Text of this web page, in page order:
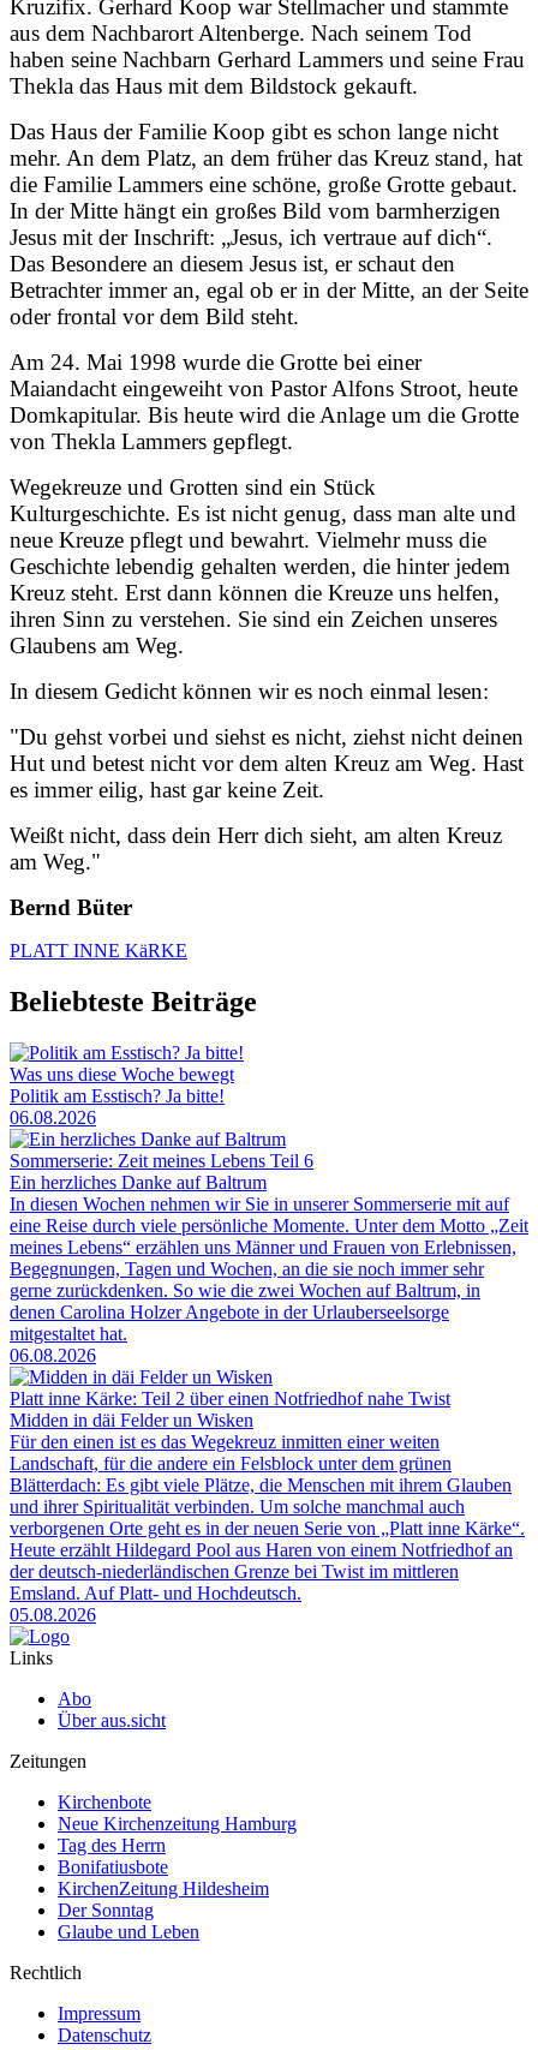
Kruzifix. Gerhard Koop war Stellmacher und stammte
aus dem Nachbarort Altenberge. Nach seinem Tod
haben seine Nachbarn Gerhard Lammers und seine Frau
Thekla das Haus mit dem Bildstock gekauft.
Das Haus der Familie Koop gibt es schon lange nicht
mehr. An dem Platz, an dem früher das Kreuz stand, hat
die Familie Lammers eine schöne, große Grotte gebaut.
In der Mitte hängt ein großes Bild vom barmherzigen
Jesus mit der Inschrift: „Jesus, ich vertraue auf dich“.
Das Besondere an diesem Jesus ist, er schaut den
Betrachter immer an, egal ob er in der Mitte, an der Seite
oder frontal vor dem Bild steht.
Am 24. Mai 1998 wurde die Grotte bei einer
Maiandacht eingeweiht von Pastor Alfons Stroot, heute
Domkapitular. Bis heute wird die Anlage um die Grotte
von Thekla Lammers gepflegt.
Wegekreuze und Grotten sind ein Stück
Kulturgeschichte. Es ist nicht genug, dass man alte und
neue Kreuze pflegt und bewahrt. Vielmehr muss die
Geschichte lebendig gehalten werden, die hinter jedem
Kreuz steht. Erst dann können die Kreuze uns helfen,
ihren Sinn zu verstehen. Sie sind ein Zeichen unseres
Glaubens am Weg.
In diesem Gedicht können wir es noch einmal lesen:
"Du gehst vorbei und siehst es nicht, ziehst nicht deinen
Hut und betest nicht vor dem alten Kreuz am Weg. Hast
es immer eilig, hast gar keine Zeit.
Weißt nicht, dass dein Herr dich sieht, am alten Kreuz
am Weg."
Bernd Büter
PLATT INNE KäRKE
Beliebteste Beiträge
Was uns diese Woche bewegt
Politik am Esstisch? Ja bitte!
06.08.2026
Sommerserie: Zeit meines Lebens Teil 6
Ein herzliches Danke auf Baltrum
In diesen Wochen nehmen wir Sie in unserer Sommerserie mit auf
eine Reise durch viele persönliche Momente. Unter dem Motto „Zeit
meines Lebens“ erzählen uns Männer und Frauen von Erlebnissen,
Begegnungen, Tagen und Wochen, an die sie noch immer sehr
gerne zurückdenken. So wie die zwei Wochen auf Baltrum, in
denen Carolina Holzer Angebote in der Urlauberseelsorge
mitgestaltet hat.
06.08.2026
Platt inne Kärke: Teil 2 über einen Notfriedhof nahe Twist
Midden in däi Felder un Wisken
Für den einen ist es das Wegekreuz inmitten einer weiten
Landschaft, für die andere ein Felsblock unter dem grünen
Blätterdach: Es gibt viele Plätze, die Menschen mit ihrem Glauben
und ihrer Spiritualität verbinden. Um solche manchmal auch
verborgenen Orte geht es in der neuen Serie von „Platt inne Kärke“.
Heute erzählt Hildegard Pool aus Haren von einem Notfriedhof an
der deutsch-niederländischen Grenze bei Twist im mittleren
Emsland. Auf Platt- und Hochdeutsch.
05.08.2026
Links
Abo
Über aus.sicht
Zeitungen
Kirchenbote
Neue Kirchenzeitung Hamburg
Tag des Herrn
Bonifatiusbote
KirchenZeitung Hildesheim
Der Sonntag
Glaube und Leben
Rechtlich
Impressum
Datenschutz